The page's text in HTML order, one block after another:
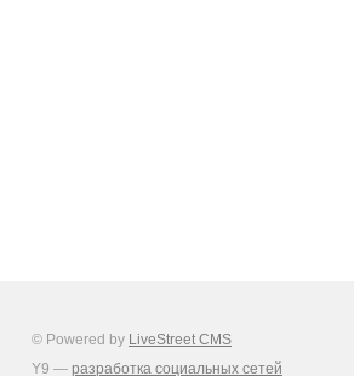
© Powered by LiveStreet CMS
Y9 — разработка социальных сетей